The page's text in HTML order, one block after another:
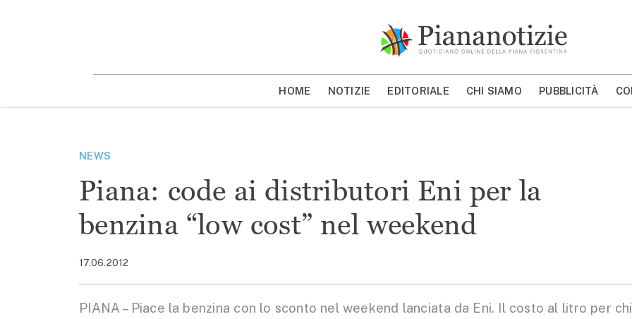
MOSTRA/NASCONDI CERCA
HOME NOTIZIE EDITORIALE CHI SIAMO PUBBLICITÀ
NEWS
Piana: code ai distributori Eni per la
benzina “low cost” nel weekend
17.06.2012
PIANA – Piace la benzina con lo sconto nel weekend lanciata da Eni. Il costo al litro per chi